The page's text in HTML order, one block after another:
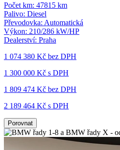
Počet km: 47815 km
Palivo: Diesel
Převodovka: Automatická
Výkon: 210/286 kW/HP
Dealerství: Praha
1 074 380 Kč bez DPH
1 300 000 Kč s DPH
1 809 474 Kč bez DPH
2 189 464 Kč s DPH
Porovnat